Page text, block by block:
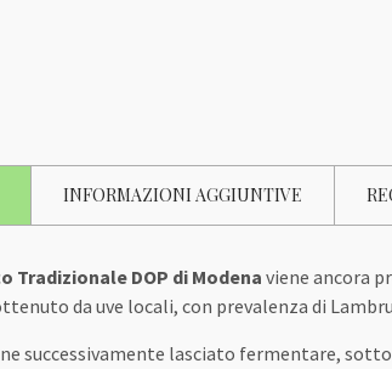
INFORMAZIONI AGGIUNTIVE
Tradizionale DOP di Modena viene ancora
da uve locali, con prevalenza di
successivamente lasciato fermentare,